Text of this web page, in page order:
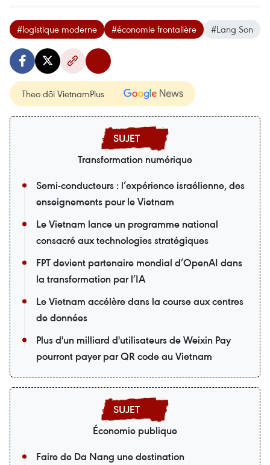
#logistique moderne #économie frontalière #Lang Son
Theo dõi VietnamPlus
Transformation numérique
Semi-conducteurs : l’expérience israélienne, des
enseignements pour le Vietnam
Le Vietnam lance un programme national
consacré aux technologies stratégiques
FPT devient partenaire mondial d’OpenAI dans
la transformation par l’IA
Le Vietnam accélère dans la course aux centres
de données
Plus d'un milliard d'utilisateurs de Weixin Pay
pourront payer par QR code au Vietnam
Économie publique
Faire de Da Nang une destination